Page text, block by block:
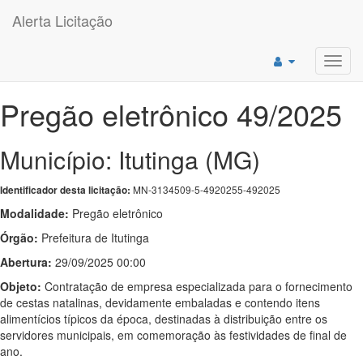
Alerta Licitação
Pregão eletrônico 49/2025
Município: Itutinga (MG)
Identificador desta licitação: MN-3134509-5-4920255-492025
Modalidade: Pregão eletrônico
Órgão: Prefeitura de Itutinga
Abertura: 29/09/2025 00:00
Objeto: Contratação de empresa especializada para o fornecimento
de cestas natalinas, devidamente embaladas e contendo itens
alimentícios típicos da época, destinadas à distribuição entre os
servidores municipais, em comemoração às festividades de final de
ano.